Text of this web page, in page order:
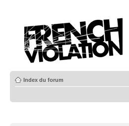
Index du forum